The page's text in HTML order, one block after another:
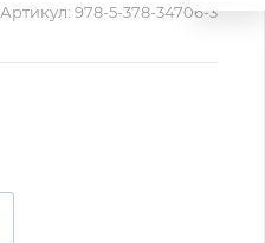
Артикул: 978-5-378-34706-3